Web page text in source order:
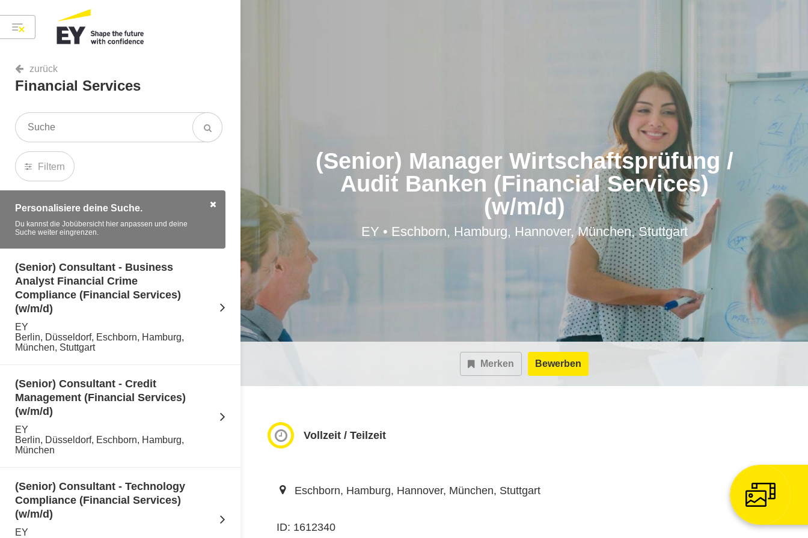
zurück
Financial Services
Filtern
Personalisiere deine Suche.
Du kannst die Jobübersicht hier anpassen und deine
Suche weiter eingrenzen.
(Senior) Consultant - Business
Analyst Financial Crime
Compliance (Financial Services)
(w/m/d)
EY
Berlin, Düsseldorf, Eschborn, Hamburg,
München, Stuttgart
(Senior) Consultant - Credit
Management (Financial Services)
(w/m/d)
EY
Berlin, Düsseldorf, Eschborn, Hamburg,
München
(Senior) Consultant - Technology
Compliance (Financial Services)
(w/m/d)
EY
(Senior) Manager Wirtschaftsprüfung /
Audit Banken (Financial Services)
(w/m/d)
EY • Eschborn, Hamburg, Hannover, München, Stuttgart
Merken Bewerben
Vollzeit / Teilzeit
Eschborn, Hamburg, Hannover, München, Stuttgart
ID: 1612340